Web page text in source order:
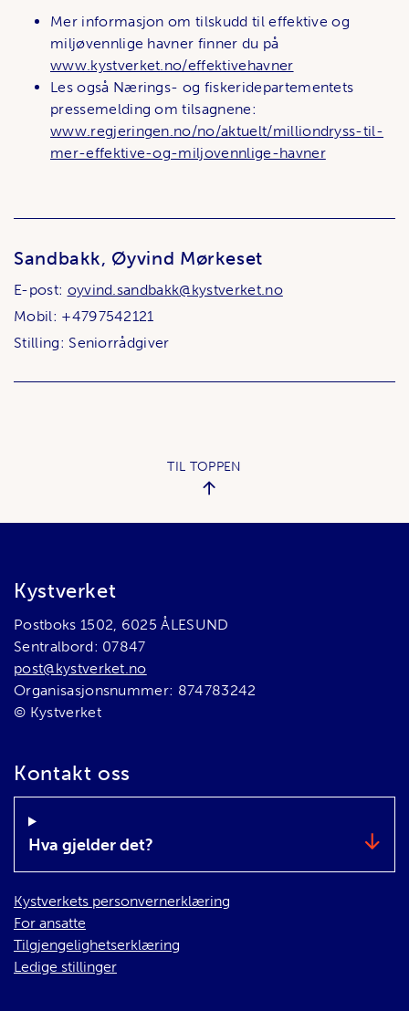
Mer informasjon om tilskudd til effektive og
miljøvennlige havner finner du på
www.kystverket.no/effektivehavner
Les også Nærings- og fiskeridepartementets
pressemelding om tilsagnene:
www.regjeringen.no/no/aktuelt/milliondryss-til-
mer-effektive-og-miljovennlige-havner
Sandbakk, Øyvind Mørkeset
E-post: oyvind.sandbakk@kystverket.no
Mobil: +4797542121
Stilling: Seniorrådgiver
TIL TOPPEN
Bunnområde
Kystverket
Postboks 1502, 6025 ÅLESUND
Sentralbord: 07847
post@kystverket.no
Organisasjonsnummer: 874783242
© Kystverket
Kontakt oss
Hva gjelder det?
Kystverkets personvernerklæring
For ansatte
Tilgjengelighetserklæring
Ledige stillinger